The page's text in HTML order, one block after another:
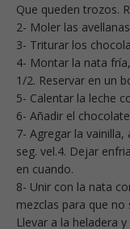
Que queden trozos.
2- Moler las
3- Triturar los
4- Montar la nata
1/2. Reservar en un
5- Calentar la leche
6- Añadir el
7- Agregar la
seg. vel.4. Dejar
en cuando.
8- Unir con la nata
mezclas para que no
Llevar a la heladera